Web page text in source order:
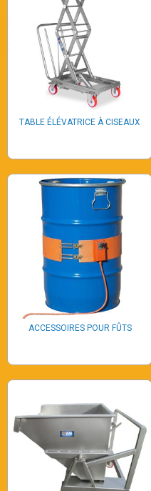
TABLE ÉLÉVATRICE À CISEAUX
ACCESSOIRES POUR FÛTS